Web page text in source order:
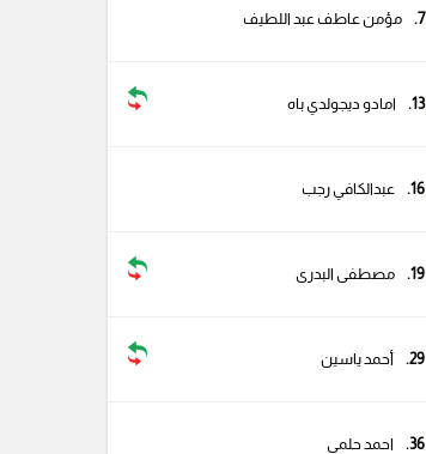
7. مؤمن عاطف عبد اللطيف
13. امادو ديجولدي باه
16. عبدالكافي رجب
19. مصطفى البدرى
29. أحمد ياسين
36. احمد حلمي